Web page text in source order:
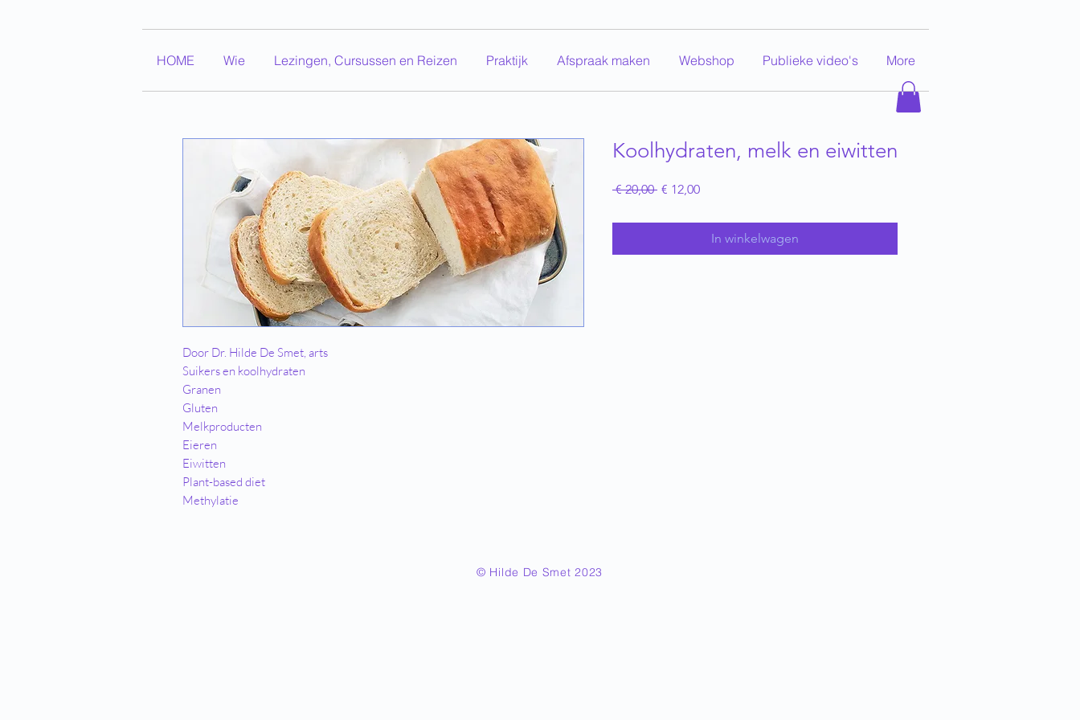
HOME Wie Lezingen, Cursussen en Reizen Praktijk Afspraak maken Webshop Publieke video's More
Door Dr. Hilde De Smet, arts
Suikers en koolhydraten
Granen
Gluten
Melkproducten
Eieren
Eiwitten
Plant-based diet
Methylatie
Koolhydraten, melk en eiwitten
€ 20,00 Normale
€ 12,00Verkoopprijs
In winkelwagen
© Hilde De Smet 2023